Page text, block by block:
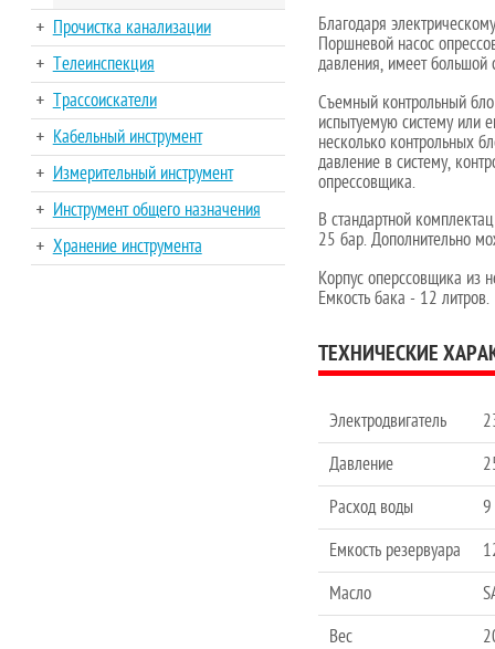
Прочистка канализации
Телеинспекция
Трассоискатели
Кабельный инструмент
Измерительный инструмент
Инструмент общего назначения
Хранение инструмента
Благодаря
Поршневой насос
давления, имеет большой
Съемный контрольный
испытуемую систему или
несколько контрольных
давление в систему,
опрессовщика.
В стандартной
25 бар. Дополнительно
Корпус оперссовщика из
Емкость бака - 12
ТЕХНИЧЕСКИЕ
Электродвигатель
Давление
Расход воды
9
Емкость резервуара
Масло
Вес